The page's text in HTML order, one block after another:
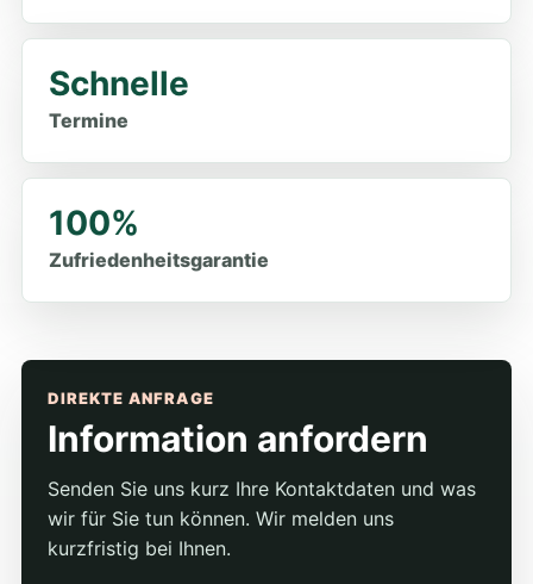
Schnelle
Termine
100%
Zufriedenheitsgarantie
DIREKTE ANFRAGE
Information anfordern
Senden Sie uns kurz Ihre Kontaktdaten und was
wir für Sie tun können. Wir melden uns
kurzfristig bei Ihnen.